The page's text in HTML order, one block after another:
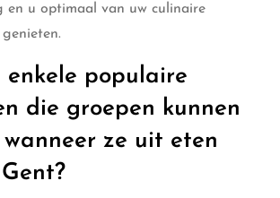
en u optimaal van uw culinaire
populaire
die groepen kunnen
wanneer ze uit eten